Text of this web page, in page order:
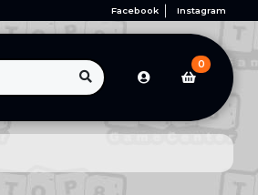
Facebook Instagram
0